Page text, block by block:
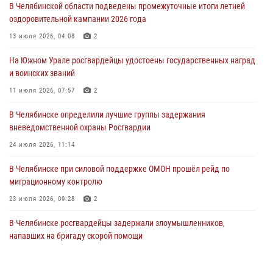
Росгвардия обеспечивает безопасность граждан на южном
направлении
31 июля 2026, 11:32
В Уральском округе Росгвардии состоялось заседание
оперативного штаба
30 июля 2026, 10:53
В Челябинской области подведены промежуточные итоги летней
оздоровительной кампании 2026 года
13 июля 2026, 04:08 2
На Южном Урале росгвардейцы удостоены государственных наград
и воинских званий
11 июля 2026, 07:57 2
В Челябинске определили лучшие группы задержания
вневедомственной охраны Росгвардии
24 июля 2026, 11:14
В Челябинске при силовой поддержке ОМОН прошёл рейд по
миграционному контролю
23 июля 2026, 09:28 2
В Челябинске росгвардейцы задержали злоумышленников,
напавших на бригаду скорой помощи